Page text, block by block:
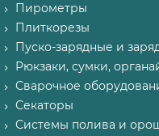
Пирометры
Плиткорезы
Пуско-зарядные и
Рюкзаки, сумки,
Сварочное
Секаторы
Системы полива и